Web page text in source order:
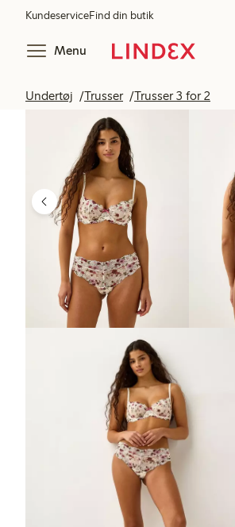
KundeserviceFind din butik
Menu
Undertøj Trusser Trusser 3 for 2